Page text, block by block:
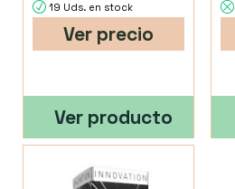
19 Uds. en stock
Ver precio
Ver producto